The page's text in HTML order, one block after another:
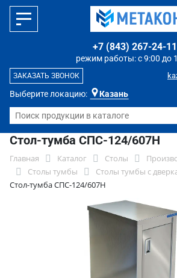
Выберите локацию: Казань
режим работы: с 9:00 до
+7 (843) 267-24-11
ЗАКАЗАТЬ ЗВОНОК
Стол-тумба СПС-124/607Н
Главная Каталог Столы
Столы тумбы
Столы тумбы с
Стол-тумба СПС-124/607Н